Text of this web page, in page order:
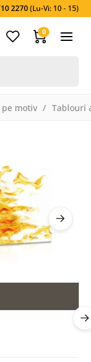
2270(Lu-Vi: 10 - 15)
0
motiv Tablouri